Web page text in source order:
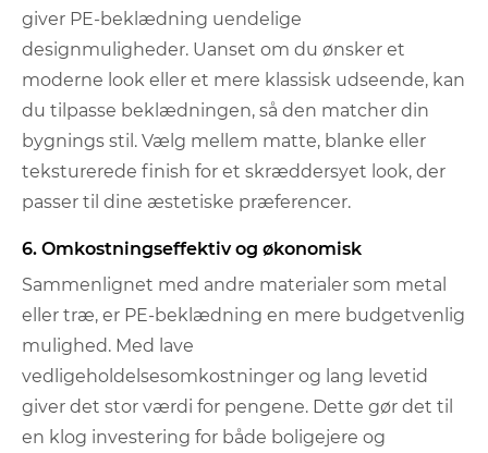
giver PE-beklædning uendelige
designmuligheder. Uanset om du ønsker et
moderne look eller et mere klassisk udseende, kan
du tilpasse beklædningen, så den matcher din
bygnings stil. Vælg mellem matte, blanke eller
teksturerede finish for et skræddersyet look, der
passer til dine æstetiske præferencer.
6. Omkostningseffektiv og økonomisk
Sammenlignet med andre materialer som metal
eller træ, er PE-beklædning en mere budgetvenlig
mulighed. Med lave
vedligeholdelsesomkostninger og lang levetid
giver det stor værdi for pengene. Dette gør det til
en klog investering for både boligejere og